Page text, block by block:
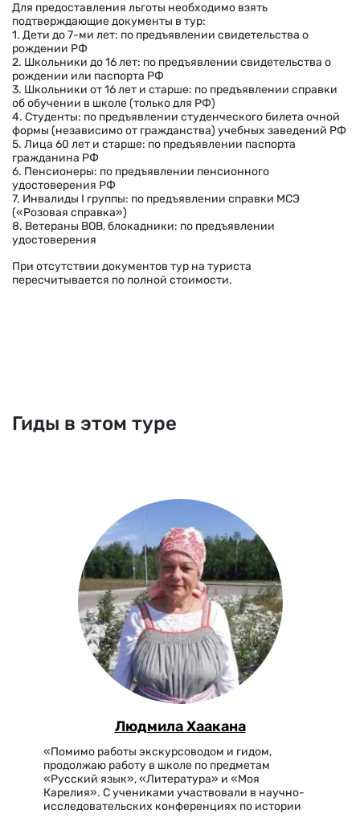
Гиды в этом туре
Людмила Хаакана
«Помимо работы экскурсоводом и гидом,
продолжаю работу в школе по предметам
«Русский язык», «Литература» и «Моя
Карелия». С учениками участвовали в научно-
исследовательских конференциях по истории
Для предоставления льготы необходимо взять
подтверждающие документы в тур:
1. Дети до 7-ми лет: по предъявлении свидетельства о
рождении РФ
2. Школьники до 16 лет: по предъявлении свидетельства о
рождении или паспорта РФ
3. Школьники от 16 лет и старше: по предъявлении справки
об обучении в школе (только для РФ)
4. Студенты: по предъявлении студенческого билета очной
формы (независимо от гражданства) учебных заведений РФ
5. Лица 60 лет и старше: по предъявлении паспорта
гражданина РФ
6. Пенсионеры: по предъявлении пенсионного
удостоверения РФ
7. Инвалиды I группы: по предъявлении справки МСЭ
(«Розовая справка»)
8. Ветераны ВОВ, блокадники: по предъявлении
удостоверения
При отсутствии документов тур на туриста
пересчитывается по полной стоимости.